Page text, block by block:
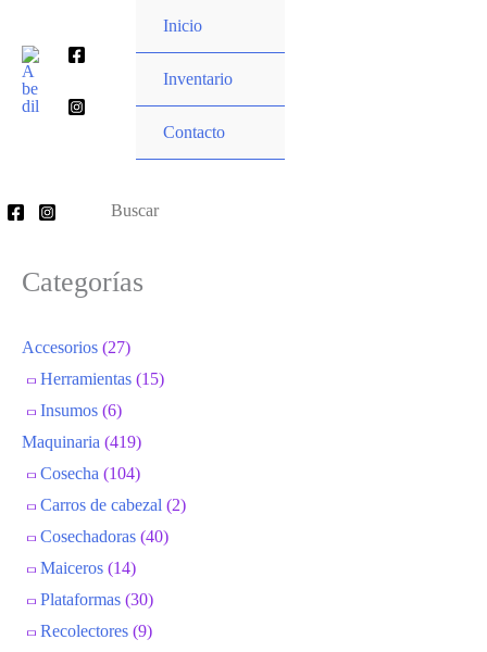
contenido
Inicio
Inventario
Contacto
por:
Categorías
Accesorios (27)
Herramientas (15)
Insumos (6)
Maquinaria (419)
Cosecha (104)
Carros de cabezal (2)
Cosechadoras (40)
Maiceros (14)
Plataformas (30)
Recolectores (9)